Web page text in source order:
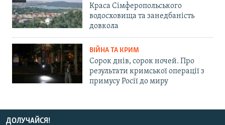
Краса Сімферопольського
водосховища та занедбаність
довкола
ВІЙНА ТА КРИМ
Сорок днів, сорок ночей. Про
результати кримської операції з
примусу Росії до миру
ДОЛУЧАЙСЯ!